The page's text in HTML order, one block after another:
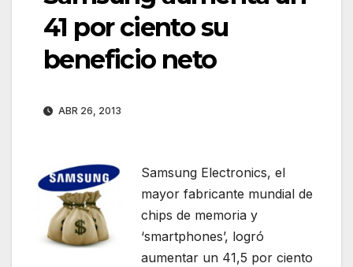
41 por ciento su
beneficio neto
ABR 26, 2013
Samsung Electronics, el
mayor fabricante mundial de
chips de memoria y
‘smartphones’, logró
aumentar un 41,5 por ciento